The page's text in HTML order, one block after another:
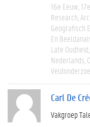
16e Eeuw
Research
Geografisch
En
Late Oudheid
Nederlands
Carl De
Vakgroep